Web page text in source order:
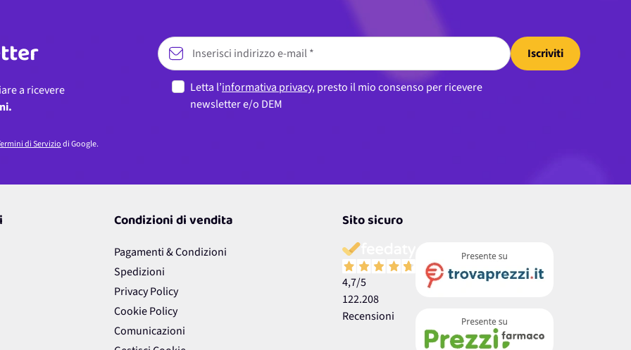
a ricevere
Iscriviti
Letta l’informativa privacy, presto il mio consenso per ricevere
newsletter e/o DEM
di Serviziodi Google.
Condizioni di vendita
Pagamenti & Condizioni
Spedizioni
Privacy Policy
Cookie Policy
Comunicazioni
Sito sicuro
4,7/5
122.208
Recensioni